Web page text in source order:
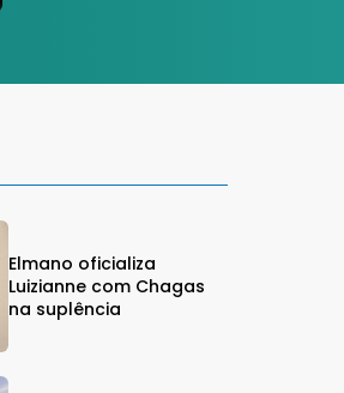
Elmano oficializa
Luizianne com Chagas
na suplência